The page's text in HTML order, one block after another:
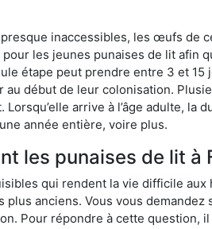
inaccessibles, les œufs de
les jeunes punaises de lit afin
étape peut prendre entre 3 et
au début de leur colonisation.
Lorsqu’elle arrive à l’âge adulte,
année entière, voire plus.
les punaises de lit à
qui rendent la vie difficile
plus anciens. Vous vous
Pour répondre à cette question,